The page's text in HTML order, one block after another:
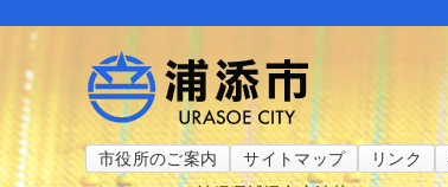
市役所のご案内 サイトマップ リンク